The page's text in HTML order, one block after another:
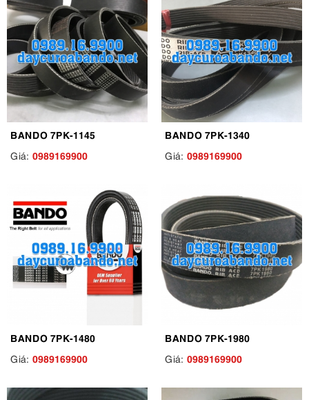
BANDO 7PK-1145
Giá: 0989169900
BANDO 7PK-1340
Giá: 0989169900
BANDO 7PK-1480
Giá: 0989169900
BANDO 7PK-1980
Giá: 0989169900